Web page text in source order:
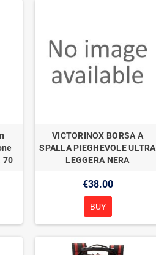
70
VICTORINOX BORSA A
SPALLA PIEGHEVOLE ULTRA
LEGGERA NERA
€38.00
BUY